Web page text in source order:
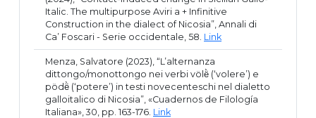
Italic. The multipurpose Aviri a + Infinitive
Construction in the dialect of Nicosia”, Annali di
Ca’ Foscari - Serie occidentale, 58. Link
Menza, Salvatore (2023), “L’alternanza
dittongo/monottongo nei verbi völë̀ (‘volere’) e
pödë̀ (‘potere’) in testi novecenteschi nel dialetto
galloitalico di Nicosia”, «Cuadernos de Filología
Italiana», 30, pp. 163-176. Link